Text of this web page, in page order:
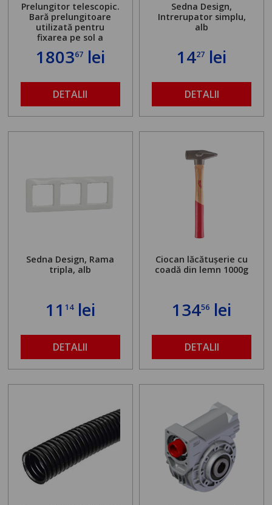
Prelungitor telescopic.
Bară prelungitoare
utilizată pentru
fixarea pe sol a
standului mașinii de
găurit în locul
maximă admisă de 500
kg și înălțime reglabilă
de la 1,8 la 2,9 m
180367lei
DETALII
Sedna Design,
Intrerupator simplu,
alb
1427 lei
DETALII
Sedna Design, Rama
tripla, alb
11 14lei
DETALII
Ciocan lăcătușerie cu
coadă din lemn 1000g
13456 lei
DETALII